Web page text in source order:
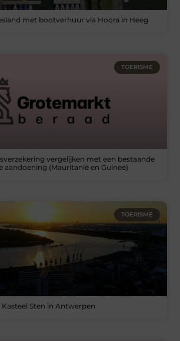
met bootverhuur via Hoora in Heeg
TOERISME
vergelijken met een bestaande
aandoening (Mauritanië en Guinee)
TOERISME
Kasteel Sten in Antwerpen